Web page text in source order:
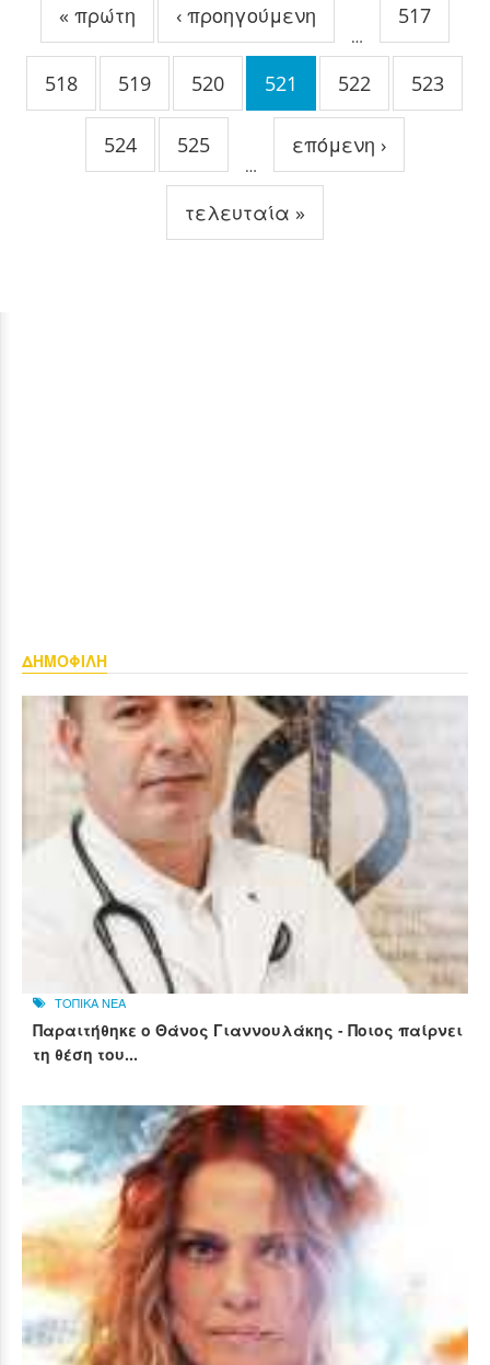
« πρώτη ‹ προηγούμενη
…
517
518 519 520 521 522 523
524 525
…
επόμενη ›
τελευταία »
ΔΗΜΟΦΙΛΗ
ΤΟΠΙΚΑ ΝΕΑ
Παραιτήθηκε ο Θάνος Γιαννουλάκης - Ποιος παίρνει
τη θέση του...